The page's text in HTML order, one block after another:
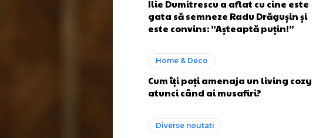
Ilie Dumitrescu a aflat cu cine este
gata să semneze Radu Drăgușin și
este convins: ”Așteaptă puțin!”
Home & Deco
Cum îți poți amenaja un living cozy
atunci când ai musafiri?
Diverse noutati